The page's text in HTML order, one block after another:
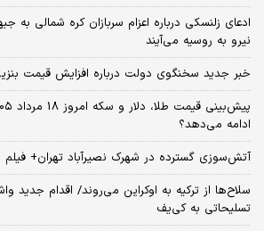
نیرو به روسیه می‌آیند
خبر جدید سخنگوی دولت درباره افزایش قیمت
ادامه می‌دهد؟
آتش‌سوزی گسترده در شهرک نصیرآباد تهران+ فیلم
سلاح‌ها از ترکیه به اوکراین می‌روند/ اقدام جدید
تسلیحاتی به کی‌یف